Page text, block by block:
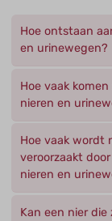
Hoe ontstaan
en urinewegen?
Hoe vaak
nieren en
Hoe vaak wordt
veroorzaakt
nieren en
Kan een nier